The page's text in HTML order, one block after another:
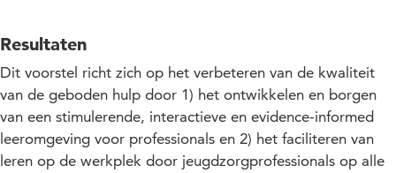
Resultaten
Dit voorstel richt zich op het verbeteren van de kwaliteit
van de geboden hulp door 1) het ontwikkelen en borgen
van een stimulerende, interactieve en evidence-informed
leeromgeving voor professionals en 2) het faciliteren van
leren op de werkplek door jeugdzorgprofessionals op alle